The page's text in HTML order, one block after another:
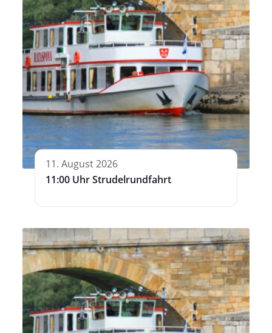
11. August 2026
11:00 Uhr Strudelrundfahrt